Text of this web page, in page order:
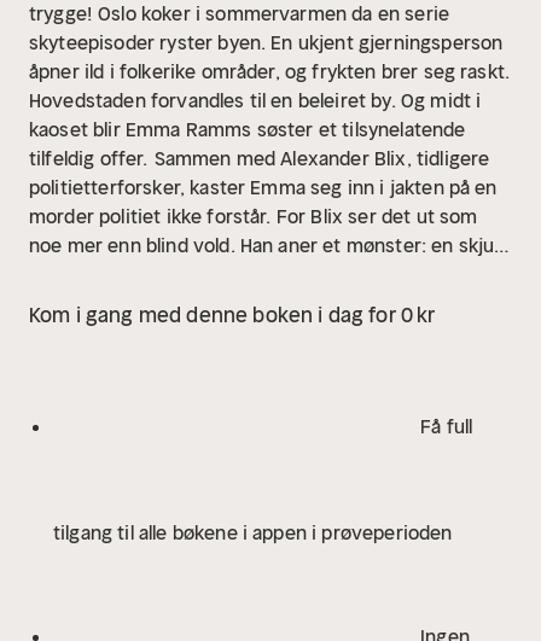
trygge! Oslo koker i sommervarmen da en serie
skyteepisoder ryster byen. En ukjent gjerningsperson
åpner ild i folkerike områder, og frykten brer seg raskt.
Hovedstaden forvandles til en beleiret by. Og midt i
kaoset blir Emma Ramms søster et tilsynelatende
tilfeldig offer. Sammen med Alexander Blix, tidligere
politietterforsker, kaster Emma seg inn i jakten på en
morder politiet ikke forstår. For Blix ser det ut som
noe mer enn blind vold. Han aner et mønster: en skjult
stiger og panikken brer seg, forsøker Blix og Ramm å
stanse en mann som har mistet alt – og ikke har noe
Kom i gang med denne boken i dag for 0 kr
Få full
tilgang til alle bøkene i appen i prøveperioden
Ingen